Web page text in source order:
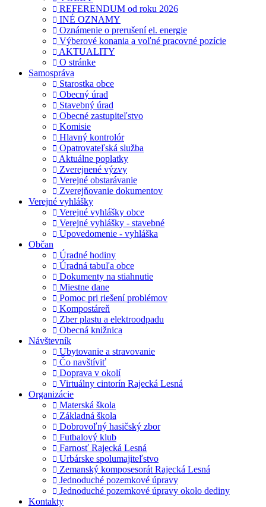
REFERENDUM od roku 2026
INÉ OZNAMY
Oznámenie o prerušení el. energie
Výberové konania a voľné pracovné pozície
AKTUALITY
O stránke
Samospráva
Starostka obce
Obecný úrad
Stavebný úrad
Obecné zastupiteľstvo
Komisie
Hlavný kontrolór
Opatrovateľská služba
Aktuálne poplatky
Zverejnené výzvy
Verejné obstarávanie
Zverejňovanie dokumentov
Verejné vyhlášky
Verejné vyhlášky obce
Verejné vyhlášky - stavebné
Upovedomenie - vyhláška
Občan
Úradné hodiny
Úradná tabuľa obce
Dokumenty na stiahnutie
Miestne dane
Pomoc pri riešení problémov
Kompostáreň
Zber plastu a elektroodpadu
Obecná knižnica
Návštevník
Ubytovanie a stravovanie
Čo navštíviť
Doprava v okolí
Virtuálny cintorín Rajecká Lesná
Organizácie
Materská škola
Základná škola
Dobrovoľný hasičský zbor
Futbalový klub
Farnosť Rajecká Lesná
Urbárske spolumajiteľstvo
Zemanský komposesorát Rajecká Lesná
Jednoduché pozemkové úpravy
Jednoduché pozemkové úpravy okolo dediny
Kontakty